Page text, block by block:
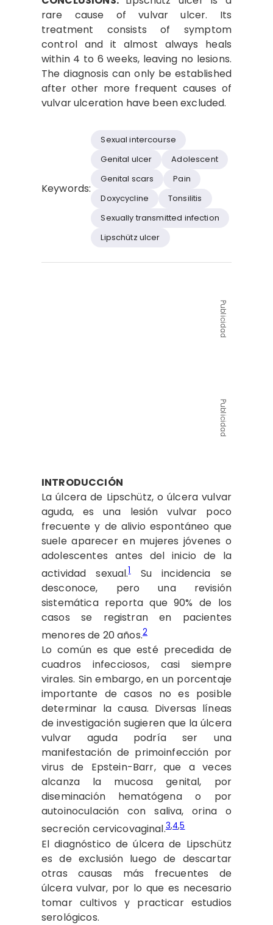
rare cause of vulvar ulcer. Its
treatment consists of symptom
control and it almost always heals
within 4 to 6 weeks, leaving no lesions.
The diagnosis can only be established
after other more frequent causes of
vulvar ulceration have been excluded.
Keywords:
Sexual intercourse
Genital ulcer
Adolescent
Genital scars
Pain
Doxycycline
Tonsilitis
Sexually transmitted infection
Lipschütz ulcer
Publicidad
Publicidad
INTRODUCCIÓN
La úlcera de Lipschütz, o úlcera vulvar
aguda, es una lesión vulvar poco
frecuente y de alivio espontáneo que
suele aparecer en mujeres jóvenes o
adolescentes antes del inicio de la
actividad sexual.1Su incidencia se
desconoce, pero una revisión
sistemática reporta que 90% de los
casos se registran en pacientes
menores de 20 años.2
Lo común es que esté precedida de
cuadros infecciosos, casi siempre
virales. Sin embargo, en un porcentaje
importante de casos no es posible
determinar la causa. Diversas líneas
de investigación sugieren que la úlcera
vulvar aguda podría ser una
manifestación de primoinfección por
virus de Epstein-Barr, que a veces
alcanza la mucosa genital, por
diseminación hematógena o por
autoinoculación con saliva, orina o
secreción cervicovaginal.3,4,5
El diagnóstico de úlcera de Lipschütz
es de exclusión luego de descartar
otras causas más frecuentes de
úlcera vulvar, por lo que es necesario
tomar cultivos y practicar estudios
serológicos.